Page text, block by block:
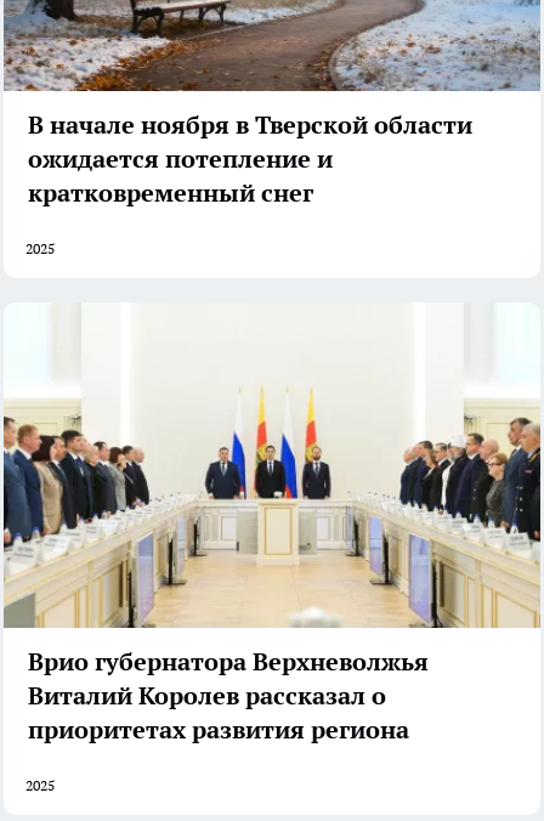
В начале ноября в Тверской области
ожидается потепление и
кратковременный снег
2025
Врио губернатора Верхневолжья
Виталий Королев рассказал о
приоритетах развития региона
2025